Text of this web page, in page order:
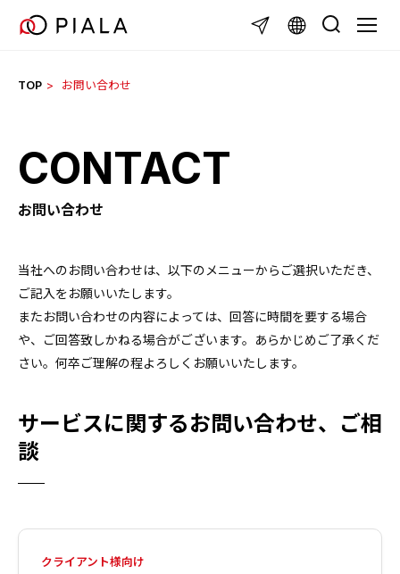
TOP お問い合わせ
CONTACT
お問い合わせ
当社へのお問い合わせは、以下のメニューからご選択いただき、
ご記入をお願いいたします。
またお問い合わせの内容によっては、回答に時間を要する場合
や、ご回答致しかねる場合がございます。あらかじめご了承くだ
さい。何卒ご理解の程よろしくお願いいたします。
サービスに関するお問い合わせ、ご相
談
クライアント様向け